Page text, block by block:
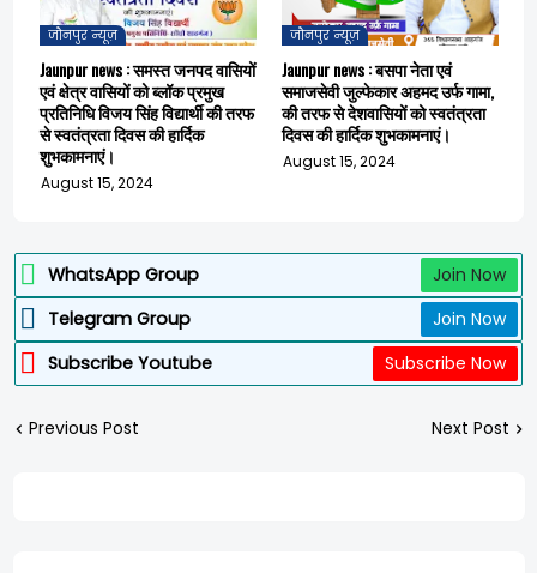
जौनपुर न्यूज़
Jaunpur news : समस्त जनपद वासियों
एवं क्षेत्र वासियों को ब्लॉक प्रमुख
प्रतिनिधि विजय सिंह विद्यार्थी की तरफ
से स्वतंत्रता दिवस की हार्दिक
शुभकामनाएं।
August 15, 2024
जौनपुर न्यूज़
Jaunpur news : बसपा नेता एवं
समाजसेवी जुल्फेकार अहमद उर्फ गामा,
की तरफ से देशवासियों को स्वतंत्रता
दिवस की हार्दिक शुभकामनाएं।
August 15, 2024
WhatsApp Group
Join Now
Telegram Group
Join Now
Subscribe Youtube
Subscribe Now
Previous Post Next Post